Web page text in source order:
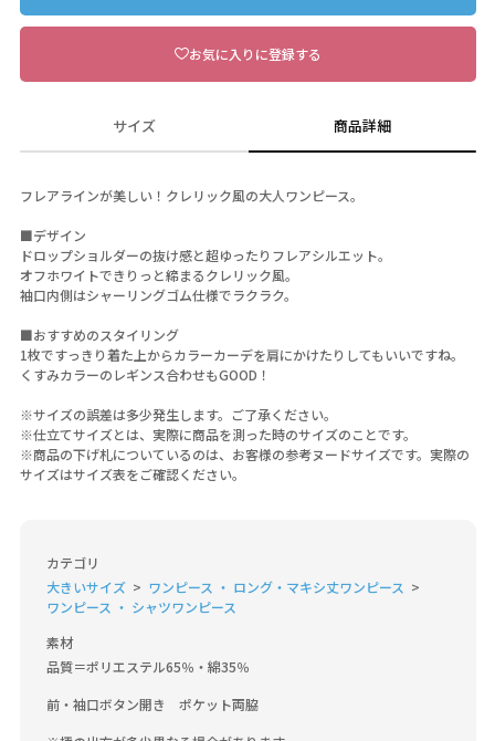
お気に入りに登録する
サイズ 商品詳細
フレアラインが美しい！クレリック風の大人ワンピース。
■デザイン
ドロップショルダーの抜け感と超ゆったりフレアシルエット。
オフホワイトできりっと締まるクレリック風。
袖口内側はシャーリングゴム仕様でラクラク。
■おすすめのスタイリング
1枚ですっきり着た上からカラーカーデを肩にかけたりしてもいいですね。
くすみカラーのレギンス合わせもGOOD！
※サイズの誤差は多少発生します。ご了承ください。
※仕立てサイズとは、実際に商品を測った時のサイズのことです。
※商品の下げ札についているのは、お客様の参考ヌードサイズです。実際の
サイズはサイズ表をご確認ください。
カテゴリ
大きいサイズ
ワンピース ・ ロング・マキシ丈ワンピース
ワンピース ・ シャツワンピース
素材
品質＝ポリエステル65％・綿35％
前・袖口ボタン開き　ポケット両脇